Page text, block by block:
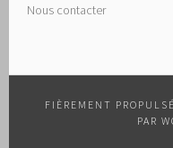
Nous contacter
FIÈREMENT
PAR